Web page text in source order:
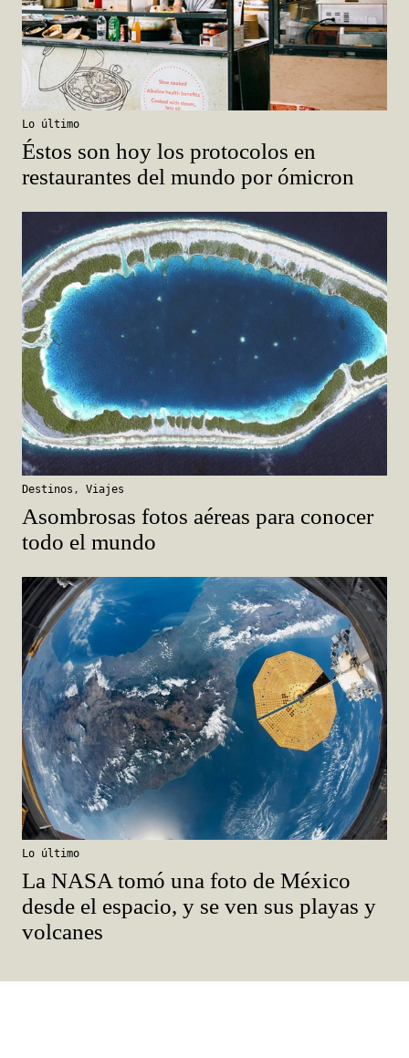
Lo último
Éstos son hoy los protocolos en
restaurantes del mundo por ómicron
Destinos , Viajes
Asombrosas fotos aéreas para conocer
todo el mundo
Lo último
La NASA tomó una foto de México
desde el espacio, y se ven sus playas y
volcanes